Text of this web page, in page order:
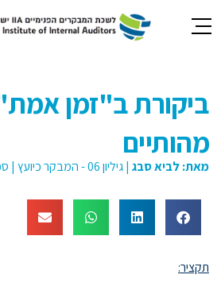
אינטרנט,
אנטר
כדי
לאזור
מרכזי
ביקורת ב"זמן
מהותיים
מאת: לביא סבג |גיליון 06 - המבקר כיועץ |
תקציר: